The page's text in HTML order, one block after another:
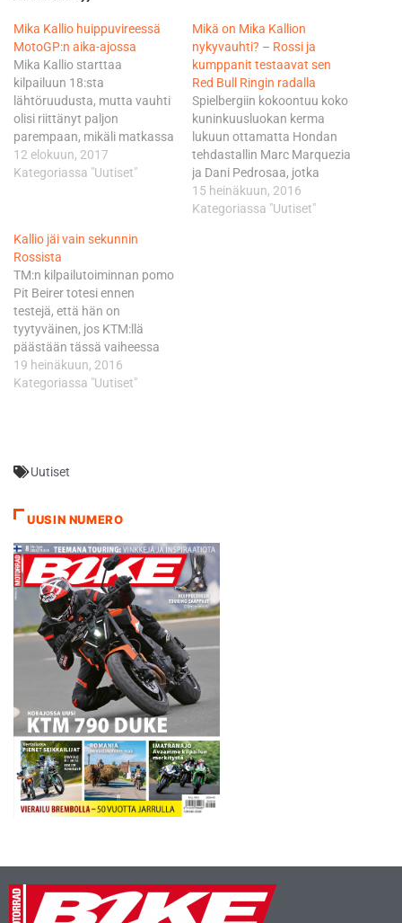
Mika Kallio huippuvireessä
MotoGP:n aika-ajossa
Mika Kallio starttaa
kilpailuun 18:sta
lähtöruudusta, mutta vauhti
olisi riittänyt paljon
parempaan, mikäli matkassa
olisi ollut hiukan enemmän
tuuria. Jos kaikkien
olisi Kallio ollut koko porukan
yhdeksäs. "Kyllähän se
ilahduttaa, että vauhti on
kohdallaan. Ideaaliaikojen
perusteella tulos olisi ollut
todella hyvä, mutta se on…
12 elokuun, 2017
Kategoriassa "Uutiset"
Mikä on Mika Kallion
nykyvauhti? – Rossi ja
kumppanit testaavat sen
Red Bull Ringin radalla
Spielbergiin kokoontuu koko
kuninkuusluokan kerma
lukuun ottamatta Hondan
tehdastallin Marc Marquezia
ja Dani Pedrosaa, jotka
testaavat pyöriään samaan
aikaan Montmelon radalla
15 heinäkuun, 2016
Kategoriassa "Uutiset"
Kallio jäi vain sekunnin
Rossista
TM:n kilpailutoiminnan pomo
Pit Beirer totesi ennen
testejä, että hän on
tyytyväinen, jos KTM:llä
päästään tässä vaiheessa
projektia kolmen sekunnin
päähän kärjestä 4,3
yllätyksen jäämällä KTM:n
sekuntia. Lisäksi RC16-
pyörän huippunopeus oli
varsin hyvällä…
19 heinäkuun, 2016
Kategoriassa "Uutiset"
Uutiset
UUSIN NUMERO